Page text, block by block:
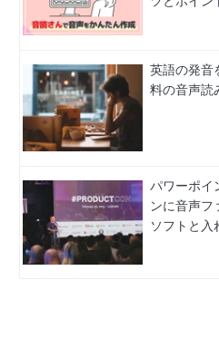
英語の発音
料の音声読
パワーポイ
ンに音声フ
ソフトと入